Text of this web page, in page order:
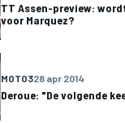
TT Assen-preview:
voor Marquez?
MOTO328 apr 2014
Deroue: "De volgende